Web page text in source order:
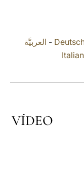
العربيَّة -
VÍDEO